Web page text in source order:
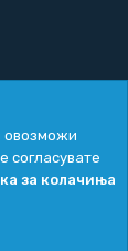
овозможи
согласувате
за колачиња